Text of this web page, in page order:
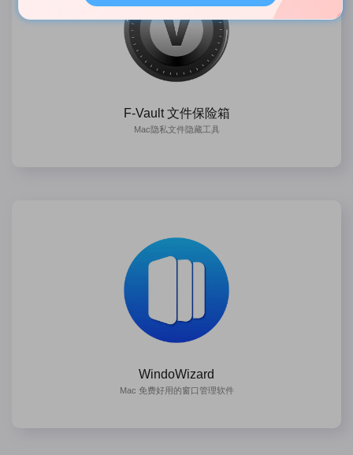
F-Vault 文件保险箱
Mac隐私文件隐藏工具
WindoWizard
Mac 免费好用的窗口管理软件